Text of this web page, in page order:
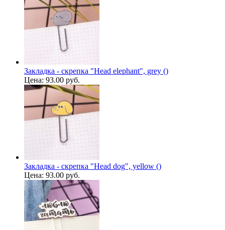
Закладка - скрепка "Head elephant", grey ()
Цена: 93.00 руб.
Закладка - скрепка "Head dog", yellow ()
Цена: 93.00 руб.